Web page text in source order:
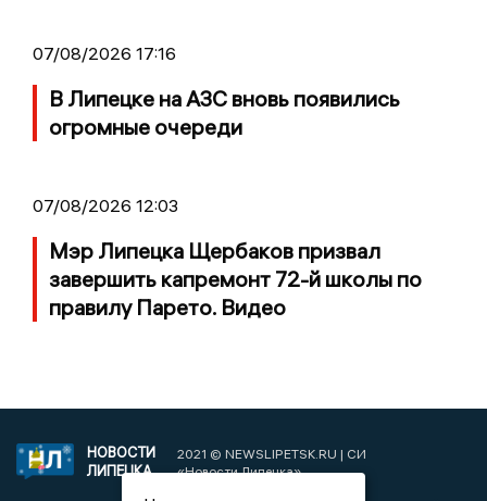
07/08/2026 17:16
В Липецке на АЗС вновь появились
огромные очереди
07/08/2026 12:03
Мэр Липецка Щербаков призвал
завершить капремонт 72-й школы по
правилу Парето. Видео
НОВОСТИ
ЛИПЕЦКА
2021 © NEWSLIPETSK.RU | СИ
«Новости Липецка»